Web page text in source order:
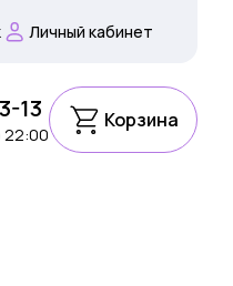
Личный кабинет
13
22:00
Корзина